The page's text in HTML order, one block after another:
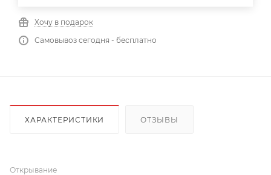
Хочу в подарок
Самовывоз сегодня - бесплатно
ХАРАКТЕРИСТИКИ ОТЗЫВЫ
Открывание